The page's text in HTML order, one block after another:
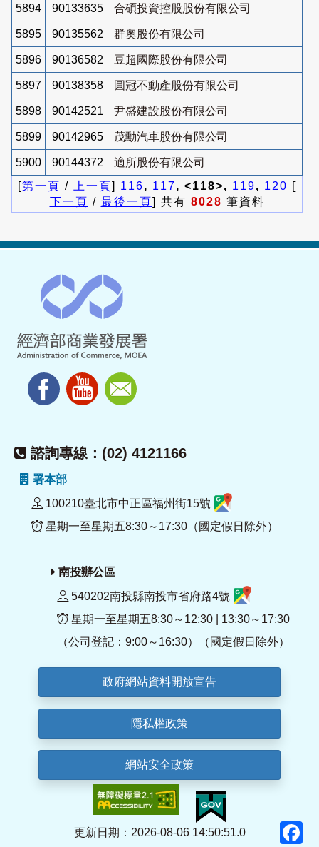
5894 90133635 合碩投資控股股份有限公司
5895 90135562 群奧股份有限公司
5896 90136582 豆超國際股份有限公司
5897 90138358 圓冠不動產股份有限公司
5898 90142521 尹盛建設股份有限公司
5899 90142965 茂勳汽車股份有限公司
5900 90144372
適所股份有限公司
[第一頁 / 上一頁] 116, 117, <118>, 119, 120 [
下一頁 / 最後一頁] 共有 8028 筆資料
諮詢專線：(02) 4121166
署本部
100210臺北市中正區福州街15號
星期一至星期五8:30～17:30（國定假日除外）
南投辦公區
540202南投縣南投市省府路4號
星期一至星期五8:30～12:30 | 13:30～17:30
（公司登記：9:00～16:30）（國定假日除外）
政府網站資料開放宣告
隱私權政策
網站安全政策
更新日期：2026-08-06 14:50:51.0